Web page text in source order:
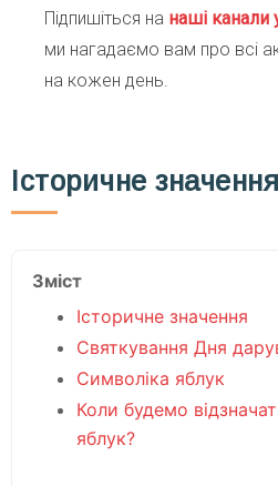
Підпишіться на наші канали
ми нагадаємо вам про всі
на кожен день.
Історичне значення
Зміст
Історичне значення
Святкування Дня
Символіка яблук
Коли будемо
яблук?